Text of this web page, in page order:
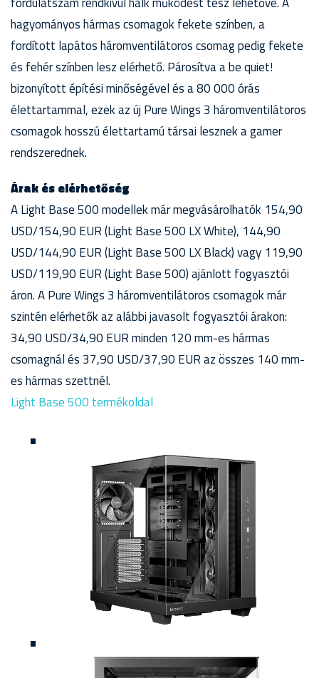
hagyományos hármas csomagok fekete színben, a
fordított lapátos háromventilátoros csomag pedig fekete
és fehér színben lesz elérhető. Párosítva a be quiet!
bizonyított építési minőségével és a 80 000 órás
élettartammal, ezek az új Pure Wings 3 háromventilátoros
csomagok hosszú élettartamú társai lesznek a gamer
rendszerednek.
Árak és elérhetőség
A Light Base 500 modellek már megvásárolhatók 154,90
USD/154,90 EUR (Light Base 500 LX White), 144,90
USD/144,90 EUR (Light Base 500 LX Black) vagy 119,90
USD/119,90 EUR (Light Base 500) ajánlott fogyasztói
áron. A Pure Wings 3 háromventilátoros csomagok már
szintén elérhetők az alábbi javasolt fogyasztói árakon:
34,90 USD/34,90 EUR minden 120 mm-es hármas
csomagnál és 37,90 USD/37,90 EUR az összes 140 mm-
es hármas szettnél.
Light Base 500 termékoldal